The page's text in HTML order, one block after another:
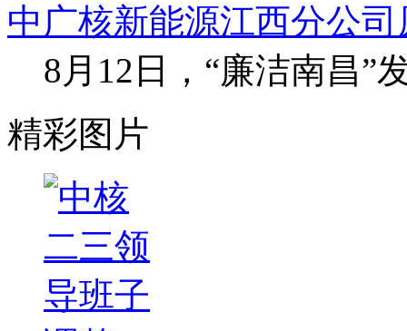
中广核新能源江西分公
8月12日，“廉洁南昌”
精彩图片